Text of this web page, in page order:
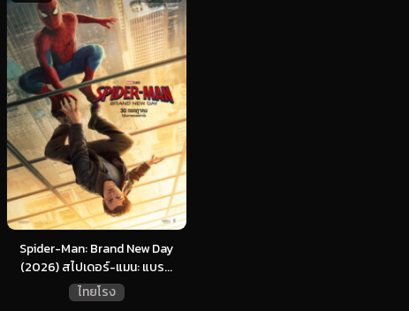
Spider-Man: Brand New Day
(2026) สไปเดอร์-แมน: แบร...
ไทยโรง